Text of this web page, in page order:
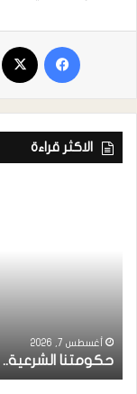
الاكثر قراءة
أغسطس 7, 2026
حكومتنا الشرعية..